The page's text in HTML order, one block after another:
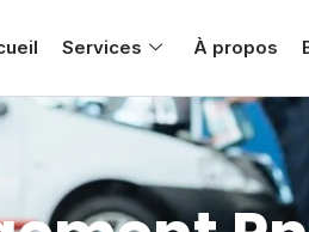
Services À propos